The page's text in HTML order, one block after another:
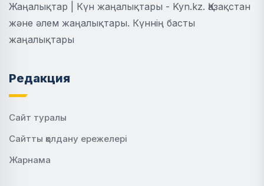
Жаңалықтар | Күн жаңалықтары - Kyn.kz. Қазақстан
және әлем жаңалықтары. Күннің басты
жаңалықтары
Редакция
Сайт туралы
Сайтты қолдану ережелері
Жарнама